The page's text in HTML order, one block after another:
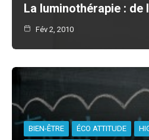
La luminothérapie : de
Fév 2, 2010
BIEN-ÊTRE ÉCO ATTITUDE